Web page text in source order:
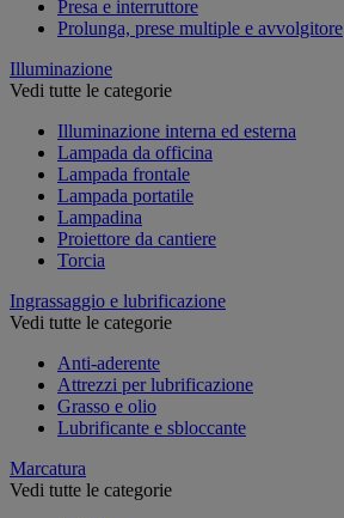
Presa e interruttore
Prolunga, prese multiple e avvolgitore
Illuminazione
Vedi tutte le categorie
Illuminazione interna ed esterna
Lampada da officina
Lampada frontale
Lampada portatile
Lampadina
Proiettore da cantiere
Torcia
Ingrassaggio e lubrificazione
Vedi tutte le categorie
Anti-aderente
Attrezzi per lubrificazione
Grasso e olio
Lubrificante e sbloccante
Marcatura
Vedi tutte le categorie